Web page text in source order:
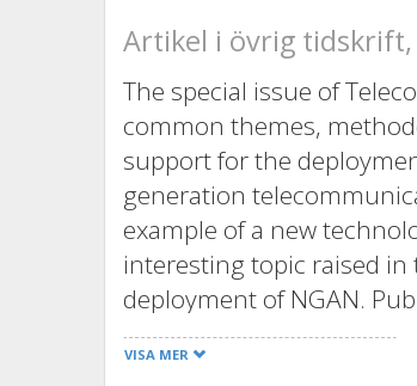
Artikel i övrig tidskrift,
The special issue of
common themes,
support for the
generation
example of a new
interesting topic raised
deployment of NGAN.
regulatory framework
force behind
VISA MER